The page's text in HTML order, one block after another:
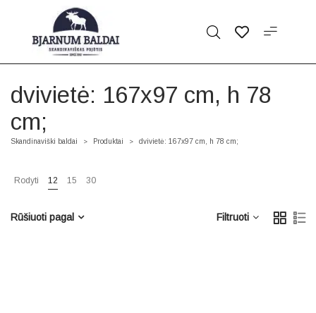
dvivietė: 167x97 cm, h 78
cm;
Skandinaviški baldai > Produktai > dvivietė: 167x97 cm, h 78 cm;
Rodyti 12 15 30
Filtruoti
Rūšiuoti pagal